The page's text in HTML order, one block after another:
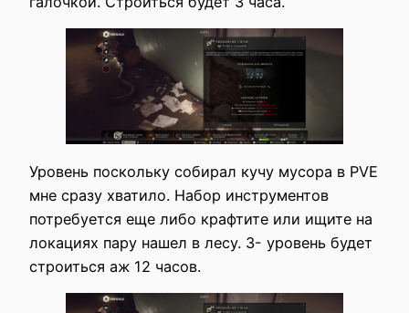
Уровень поскольку собирал кучу мусора в PVE
мне сразу хватило. Набор инструментов
потребуется еще либо крафтите или ищите на
локациях пару нашел в лесу. 3- уровень будет
строиться аж 12 часов.